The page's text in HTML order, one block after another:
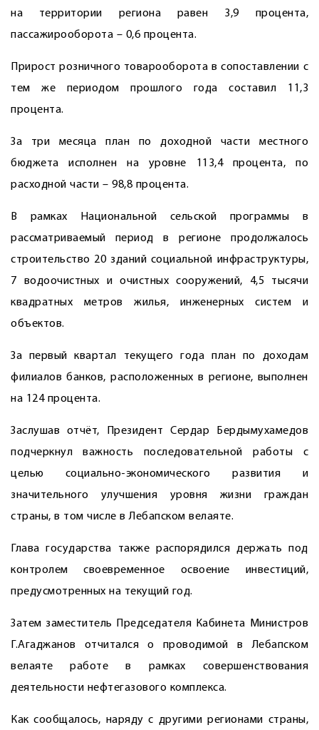
на территории региона равен 3,9 процента,
пассажирооборота – 0,6 процента.
Прирост розничного товарооборота в сопоставлении с
тем же периодом прошлого года составил 11,3
процента.
За три месяца план по доходной части местного
бюджета исполнен на уровне 113,4 процента, по
расходной части – 98,8 процента.
В рамках Национальной сельской программы в
рассматриваемый период в регионе продолжалось
строительство 20 зданий социальной инфраструктуры,
7 водоочистных и очистных сооружений, 4,5 тысячи
квадратных метров жилья, инженерных систем и
объектов.
За первый квартал текущего года план по доходам
филиалов банков, расположенных в регионе, выполнен
на 124 процента.
Заслушав отчёт, Президент Сердар Бердымухамедов
подчеркнул важность последовательной работы с
целью социально-экономического развития и
значительного улучшения уровня жизни граждан
страны, в том числе в Лебапском велаяте.
Глава государства также распорядился держать под
контролем своевременное освоение инвестиций,
предусмотренных на текущий год.
Затем заместитель Председателя Кабинета Министров
Г.Агаджанов отчитался о проводимой в Лебапском
велаяте работе в рамках совершенствования
деятельности нефтегазового комплекса.
Как сообщалось, наряду с другими регионами страны,